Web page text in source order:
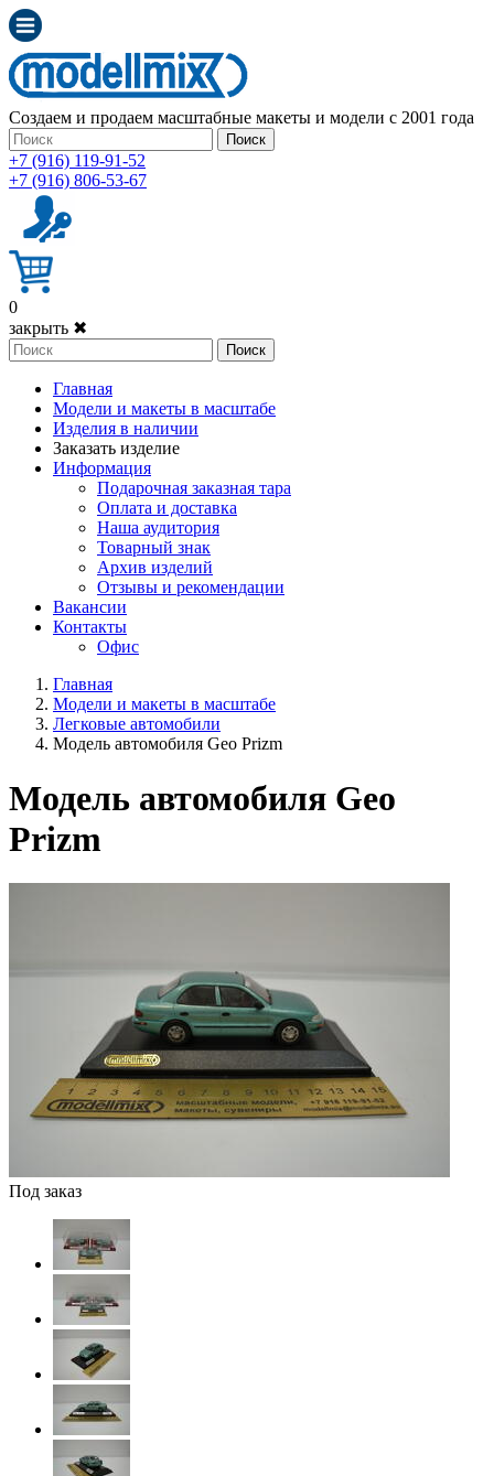
Создаем и продаем масштабные макеты и модели с 2001 года
Поиск
+7 (916) 119-91-52
+7 (916) 806-53-67
0
закрыть ✖
Поиск
Главная
Модели и макеты в масштабе
Изделия в наличии
Заказать изделие
Информация
Подарочная заказная тара
Оплата и доставка
Наша аудитория
Товарный знак
Архив изделий
Отзывы и рекомендации
Вакансии
Контакты
Офис
Главная
Модели и макеты в масштабе
Легковые автомобили
Модель автомобиля Geo Prizm
Модель автомобиля Geo
Prizm
Под заказ